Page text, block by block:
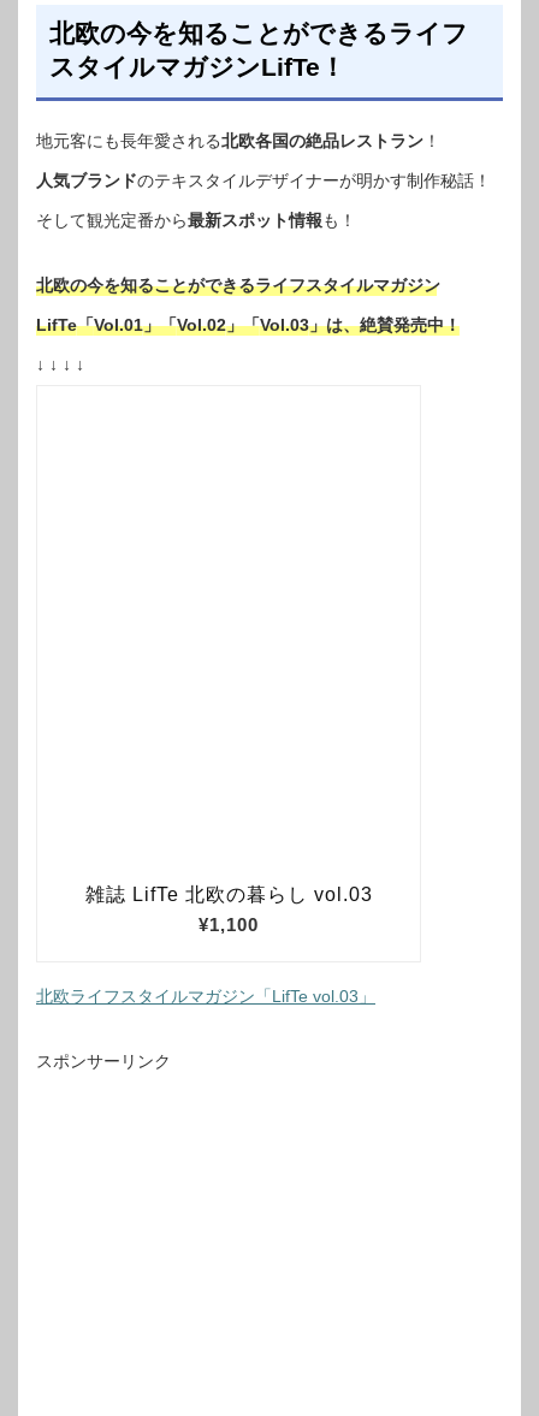
北欧の今を知ることができるライフ
スタイルマガジンLifTe！
地元客にも長年愛される北欧各国の絶品レストラン ！
人気ブランドのテキスタイルデザイナーが明かす制作秘話！
そして観光定番から最新スポット情報も！
北欧の今を知ることができるライフスタイルマガジン
LifTe「Vol.01」「Vol.02」「Vol.03」は、絶賛発売中！
↓ ↓ ↓ ↓
北欧ライフスタイルマガジン「LifTe vol.03」
スポンサーリンク